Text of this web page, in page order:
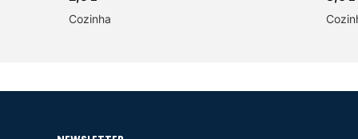
Cozinha